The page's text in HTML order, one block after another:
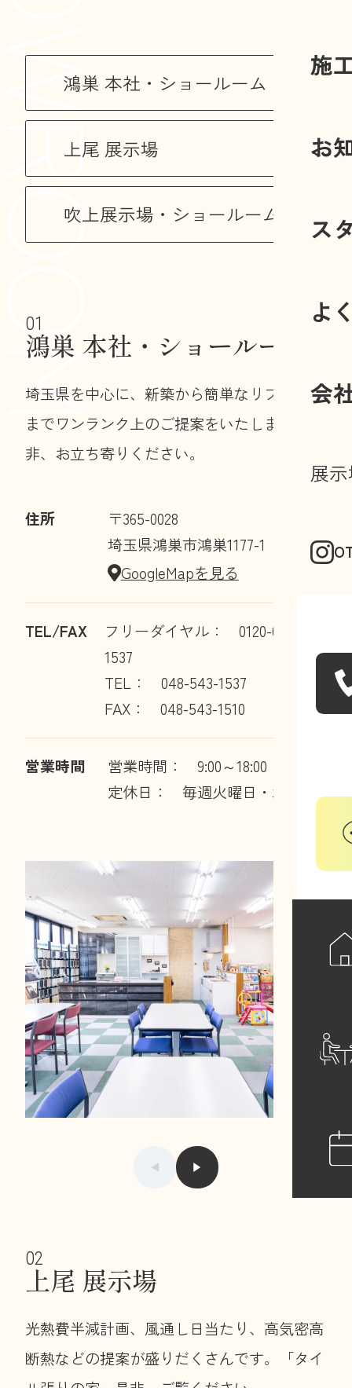
施
お
ス
よ
会
展
鴻巣 本社・ショールーム
上尾 展示場
吹上展示場・ショールーム
鴻巣 本社・ショールーム
埼玉県を中心に、新築から簡単なリフォーム
までワンランク上のご提案をいたします。是
非、お立ち寄りください。
住所
〒365-0028
埼玉県鴻巣市鴻巣1177-1
GoogleMapを見る
TEL/FAX
フリーダイヤル： 0120-07-
1537
TEL： 048-543-1537
FAX： 048-543-1510
営業時間
営業時間： 9:00～18:00
定休日： 毎週火曜日・水曜日
01/05
上尾 展示場
光熱費半減計画、風通し日当たり、高気密高
断熱などの提案が盛りだくさんです。「タイ